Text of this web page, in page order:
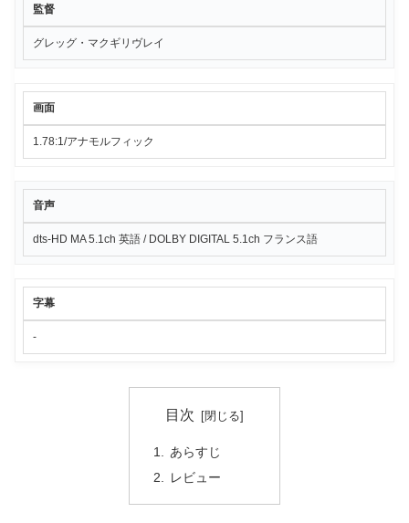
監督
グレッグ・マクギリヴレイ
画面
1.78:1/アナモルフィック
音声
dts-HD MA 5.1ch 英語 / DOLBY DIGITAL 5.1ch フランス語
字幕
-
目次
あらすじ
レビュー